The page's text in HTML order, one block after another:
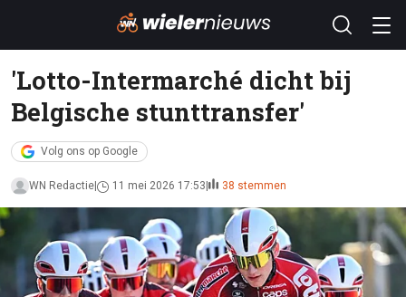
'Lotto-Intermarché dicht bij
Belgische stunttransfer'
Volg ons op Google
WN Redactie 11 mei 2026 17:53 38 stemmen